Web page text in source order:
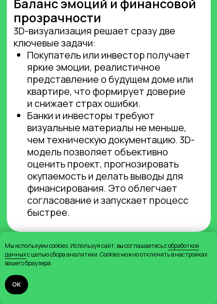
Мы используем cookies. Используя сайт, вы соглашаетесь собработкой
данныхс целью сбора аналитики. Cookies можно отключить в настройках
вашего браузера.
ОК